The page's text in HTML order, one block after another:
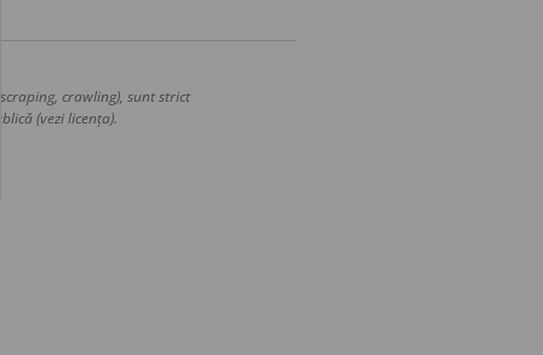
crawling), sunt strict
(vezi licența).